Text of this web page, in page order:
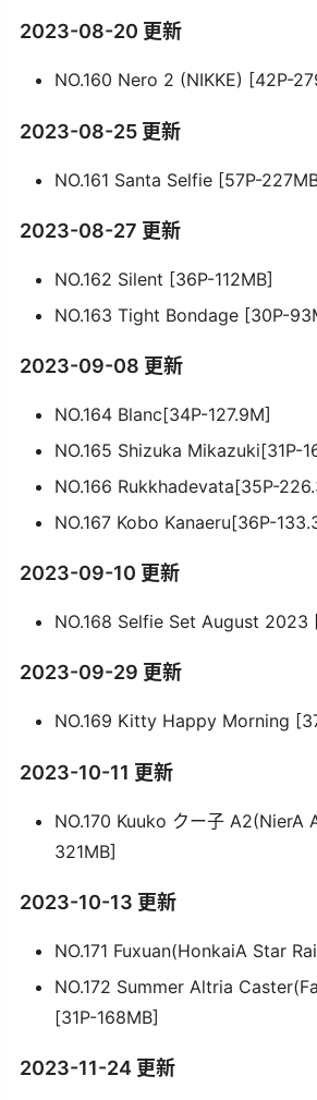
2023-08-20 更新
NO.160 Nero 2 (NIKKE) [42P-
2023-08-25 更新
NO.161 Santa Selfie [57P-
2023-08-27 更新
NO.162 Silent [36P-112MB]
NO.163 Tight Bondage [30P-
2023-09-08 更新
NO.164 Blanc[34P-127.9M]
NO.165 Shizuka Mikazuki[31P-
NO.166 Rukkhadevata[35P-
NO.167 Kobo Kanaeru[36P-
2023-09-10 更新
NO.168 Selfie Set August 2023
2023-09-29 更新
NO.169 Kitty Happy Morning
2023-10-11 更新
NO.170 Kuuko クー子
321MB]
2023-10-13 更新
NO.171 Fuxuan(HonkaiA Star
NO.172 Summer Altria
[31P-168MB]
2023-11-24 更新